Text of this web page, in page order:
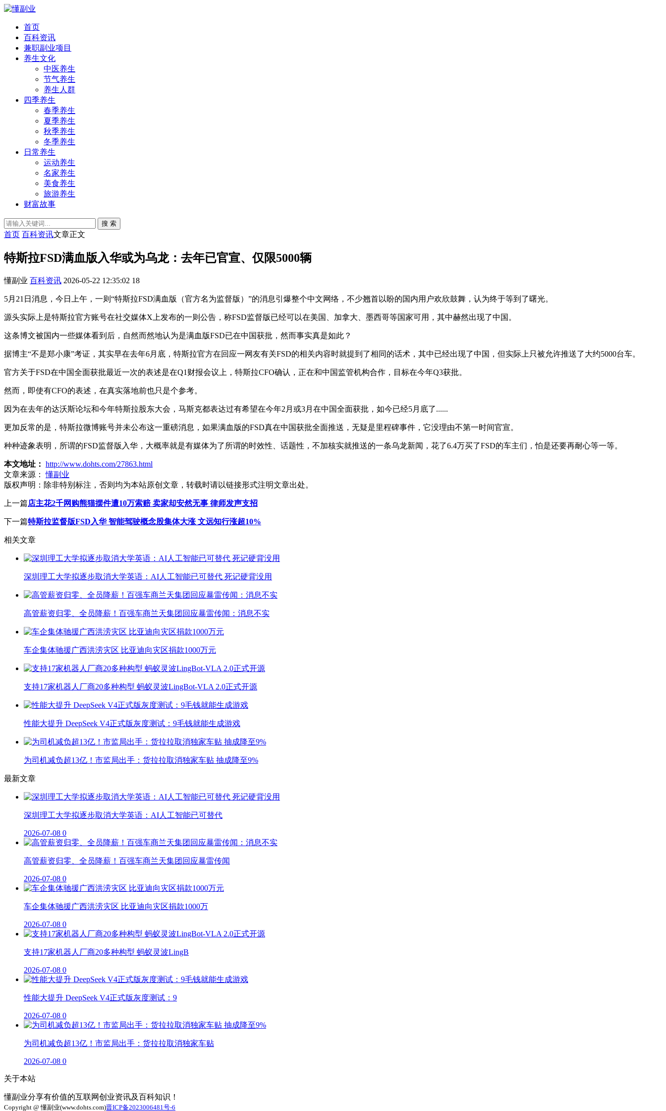
首页
百科资讯
兼职副业项目
养生文化
中医养生
节气养生
养生人群
四季养生
春季养生
夏季养生
秋季养生
冬季养生
日常养生
运动养生
名家养生
美食养生
旅游养生
财富故事
搜 索
首页 百科资讯文章正文
特斯拉FSD满血版入华或为乌龙：去年已官宣、仅限5000辆
懂副业 百科资讯 2026-05-22 12:35:02 18
5月21日消息，今日上午，一则“特斯拉FSD满血版（官方名为监督版）”的消息引爆整个中文网络，不少翘首以盼的国内用户欢欣鼓舞，认为终于等到了曙光。
源头实际上是特斯拉官方账号在社交媒体X上发布的一则公告，称FSD监督版已经可以在美国、加拿大、墨西哥等国家可用，其中赫然出现了中国。
这条博文被国内一些媒体看到后，自然而然地认为是满血版FSD已在中国获批，然而事实真是如此？
据博主“不是郑小康”考证，其实早在去年6月底，特斯拉官方在回应一网友有关FSD的相关内容时就提到了相同的话术，其中已经出现了中国，但实际上只被允许推送了大约5000台车。
官方关于FSD在中国全面获批最近一次的表述是在Q1财报会议上，特斯拉CFO确认，正在和中国监管机构合作，目标在今年Q3获批。
然而，即使有CFO的表述，在真实落地前也只是个参考。
因为在去年的达沃斯论坛和今年特斯拉股东大会，马斯克都表达过有希望在今年2月或3月在中国全面获批，如今已经5月底了......
更加反常的是，特斯拉微博账号并未公布这一重磅消息，如果满血版的FSD真在中国获批全面推送，无疑是里程碑事件，它没理由不第一时间官宣。
种种迹象表明，所谓的FSD监督版入华，大概率就是有媒体为了所谓的时效性、话题性，不加核实就推送的一条乌龙新闻，花了6.4万买了FSD的车主们，怕是还要再耐心等一等。
本文地址： http://www.dohts.com/27863.html
文章来源：
懂副业
版权声明： 除非特别标注，否则均为本站原创文章，转载时请以链接形式注明文章出处。
上一篇店主花2千网购熊猫摆件遭10万索赔 卖家却安然无事 律师发声支招
下一篇特斯拉监督版FSD入华 智能驾驶概念股集体大涨 文远知行涨超10%
相关文章
深圳理工大学拟逐步取消大学英语：AI人工智能已可替代 死记硬背没用
高管薪资归零、全员降薪！百强车商兰天集团回应暴雷传闻：消息不实
车企集体驰援广西洪涝灾区 比亚迪向灾区捐款1000万元
支持17家机器人厂商20多种构型 蚂蚁灵波LingBot-VLA 2.0正式开源
性能大提升 DeepSeek V4正式版灰度测试：9毛钱就能生成游戏
为司机减负超13亿！市监局出手：货拉拉取消独家车贴 抽成降至9%
最新文章
深圳理工大学拟逐步取消大学英语：AI人工智能已可替代
2026-07-08 0
高管薪资归零、全员降薪！百强车商兰天集团回应暴雷传闻
2026-07-08 0
车企集体驰援广西洪涝灾区 比亚迪向灾区捐款1000万
2026-07-08 0
支持17家机器人厂商20多种构型 蚂蚁灵波LingB
2026-07-08 0
性能大提升 DeepSeek V4正式版灰度测试：9
2026-07-08 0
为司机减负超13亿！市监局出手：货拉拉取消独家车贴
2026-07-08 0
关于本站
懂副业分享有价值的互联网创业资讯及百科知识！
Copyright @ 懂副业(www.dohts.com)晋ICP备2023006481号-6